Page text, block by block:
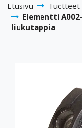
Etusivu Tuotteet
Elementti
liukutappia